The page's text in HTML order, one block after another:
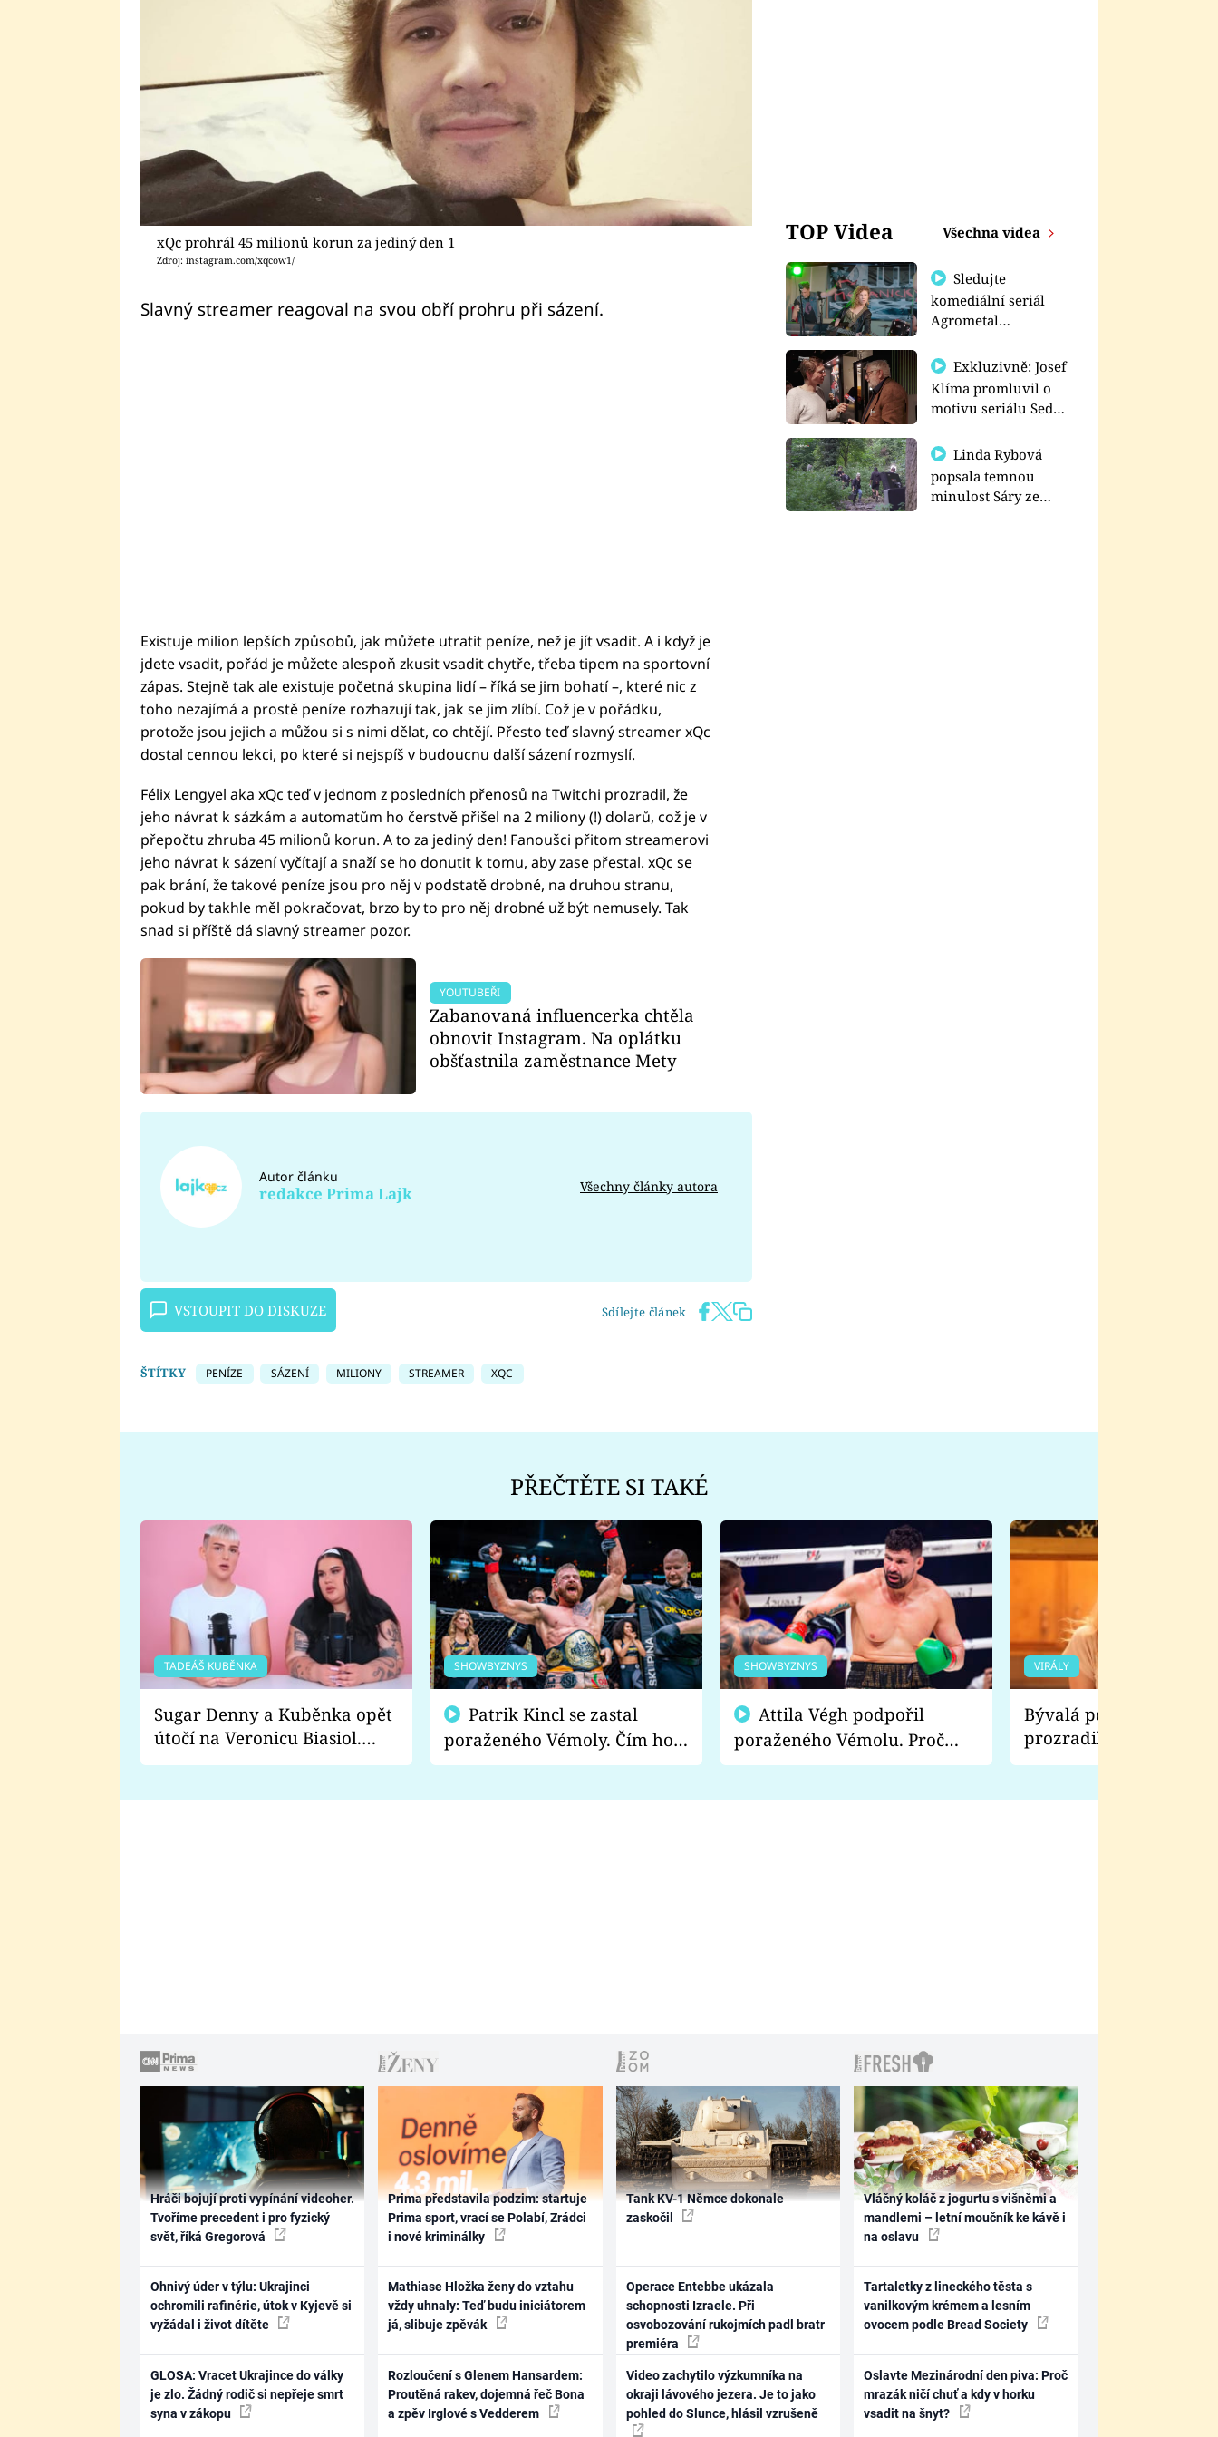
xQc prohrál 45 milionů korun za jediný den 1
Zdroj: instagram.com/xqcow1/
Slavný streamer reagoval na svou obří prohru při sázení.
Existuje milion lepších způsobů, jak můžete utratit peníze, než je jít vsadit. A i když je
jdete vsadit, pořád je můžete alespoň zkusit vsadit chytře, třeba tipem na sportovní
zápas. Stejně tak ale existuje početná skupina lidí – říká se jim bohatí –, které nic z
toho nezajímá a prostě peníze rozhazují tak, jak se jim zlíbí. Což je v pořádku,
protože jsou jejich a můžou si s nimi dělat, co chtějí. Přesto teď slavný streamer xQc
dostal cennou lekci, po které si nejspíš v budoucnu další sázení rozmyslí.
Félix Lengyel aka xQc teď v jednom z posledních přenosů na Twitchi prozradil, že
jeho návrat k sázkám a automatům ho čerstvě přišel na 2 miliony (!) dolarů, což je v
přepočtu zhruba 45 milionů korun. A to za jediný den! Fanoušci přitom streamerovi
jeho návrat k sázení vyčítají a snaží se ho donutit k tomu, aby zase přestal. xQc se
pak brání, že takové peníze jsou pro něj v podstatě drobné, na druhou stranu,
pokud by takhle měl pokračovat, brzo by to pro něj drobné už být nemusely. Tak
snad si příště dá slavný streamer pozor.
YOUTUBEŘI
Zabanovaná influencerka chtěla
obnovit Instagram. Na oplátku
obšťastnila zaměstnance Mety
Autor článku
redakce Prima Lajk Všechny články autora
VSTOUPIT DO DISKUZE Sdílejte článek
ŠTÍTKY PENÍZE SÁZENÍ MILIONY STREAMER XQC
TOP Videa Všechna videa
Sledujte
komediální seriál
Agrometal
prima+
Exkluzivně: Josef
Klíma promluvil o
motivu seriálu Sedm
Linda Rybová
popsala temnou
minulost Sáry ze
PŘEČTĚTE SI TAKÉ
TADEÁŠ KUBĚNKA
Sugar Denny a Kuběnka opět
útočí na Veronicu Biasiol.
Proč je podle nich falešná a
SHOWBYZNYS
poraženého Vémoly. Čím ho
fanoušci naštvali?
SHOWBYZNYS
poraženého Vémolu. Proč
chce raději zápasit s ním než
VIRÁLY
Bývalá pornoherečka
prozradila, co ji
natáčení Euforie.
Hráči bojují proti vypínání videoher.
Tvoříme precedent i pro fyzický
svět, říká Gregorová
Ohnivý úder v týlu: Ukrajinci
ochromili rafinérie, útok v Kyjevě si
vyžádal i život dítěte
GLOSA: Vracet Ukrajince do války
je zlo. Žádný rodič si nepřeje smrt
syna v zákopu
Prima představila podzim: startuje
Prima sport, vrací se Polabí, Zrádci
i nové kriminálky
Mathiase Hložka ženy do vztahu
vždy uhnaly: Teď budu iniciátorem
já, slibuje zpěvák
Rozloučení s Glenem Hansardem:
Proutěná rakev, dojemná řeč Bona
a zpěv Irglové s Vedderem
Tank KV-1 Němce dokonale
zaskočil
Operace Entebbe ukázala
schopnosti Izraele. Při
osvobozování rukojmích padl bratr
premiéra
Video zachytilo výzkumníka na
okraji lávového jezera. Je to jako
pohled do Slunce, hlásil vzrušeně
Vláčný koláč z jogurtu s višněmi a
mandlemi – letní moučník ke kávě i
na oslavu
Tartaletky z lineckého těsta s
vanilkovým krémem a lesním
ovocem podle Bread Society
Oslavte Mezinárodní den piva: Proč
mrazák ničí chuť a kdy v horku
vsadit na šnyt?